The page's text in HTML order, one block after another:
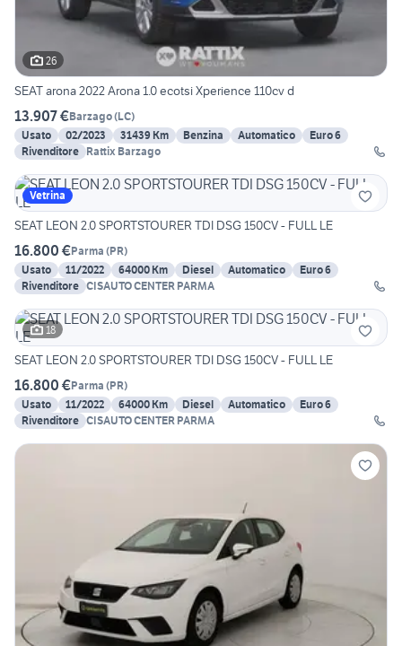
26
SEAT arona 2022 Arona 1.0 ecotsi Xperience 110cv d
13.907 €Barzago(LC)
Usato
02/2023 31439 Km Benzina Automatico
Euro 6
Rivenditore Rattix Barzago
Vetrina
SEAT LEON 2.0 SPORTSTOURER TDI DSG 150CV - FULL LE
16.800 €Parma (PR)
Usato
11/2022 64000 Km Diesel Automatico
Euro 6
Rivenditore CISAUTO CENTER PARMA
18
SEAT LEON 2.0 SPORTSTOURER TDI DSG 150CV - FULL LE
16.800 €Parma (PR)
Usato
11/2022 64000 Km Diesel Automatico
Euro 6
Rivenditore CISAUTO CENTER PARMA